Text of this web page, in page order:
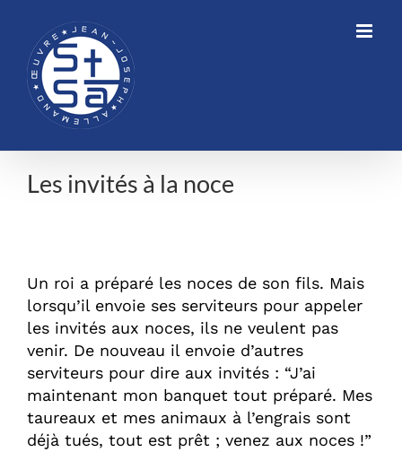
content
Les invités à la noce
Un roi a préparé les noces de son fils. Mais
lorsqu’il envoie ses serviteurs pour appeler
les invités aux noces, ils ne veulent pas
venir. De nouveau il envoie d’autres
serviteurs pour dire aux invités : “J’ai
maintenant mon banquet tout préparé. Mes
taureaux et mes animaux à l’engrais sont
déjà tués, tout est prêt ; venez aux noces !”